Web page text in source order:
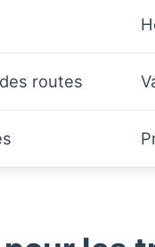
routes